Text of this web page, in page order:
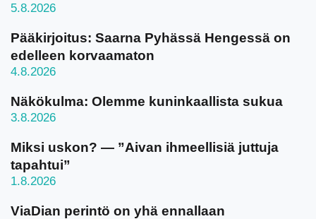
5.8.2026
Pääkirjoitus: Saarna Pyhässä Hengessä on
edelleen korvaamaton
4.8.2026
Näkökulma: Olemme kuninkaallista sukua
3.8.2026
Miksi uskon? — ”Aivan ihmeellisiä juttuja
tapahtui”
1.8.2026
ViaDian perintö on yhä ennallaan